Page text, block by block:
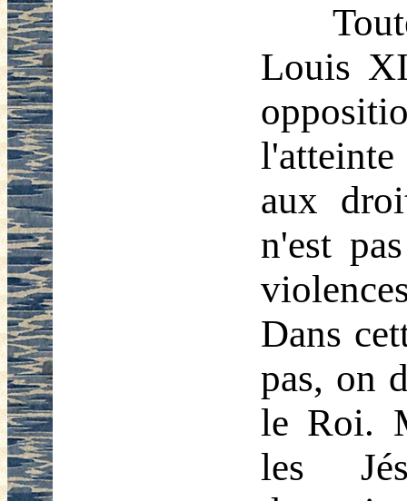
Louis
aux
n'est
Dans
pas, on
le Roi.
les